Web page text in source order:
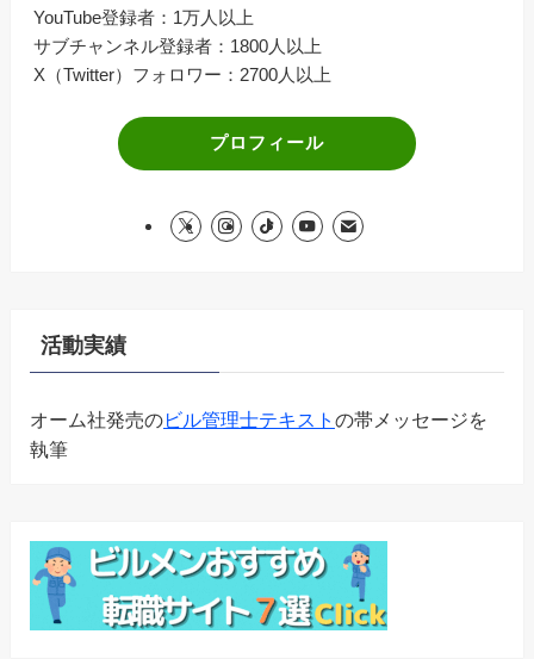
YouTube登録者：1万人以上
サブチャンネル登録者：1800人以上
X（Twitter）フォロワー：2700人以上
プロフィール
活動実績
オーム社発売のビル管理士テキスト の帯メッセージを
執筆